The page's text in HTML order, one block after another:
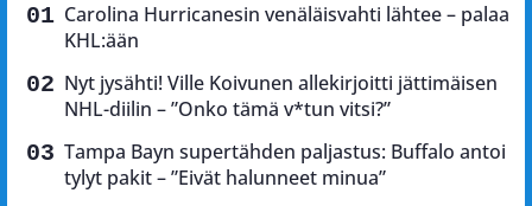
Carolina Hurricanesin venäläisvahti lähtee – palaa
KHL:ään
Nyt jysähti! Ville Koivunen allekirjoitti jättimäisen
NHL-diilin – ”Onko tämä v*tun vitsi?”
Tampa Bayn supertähden paljastus: Buffalo antoi
tylyt pakit – ”Eivät halunneet minua”